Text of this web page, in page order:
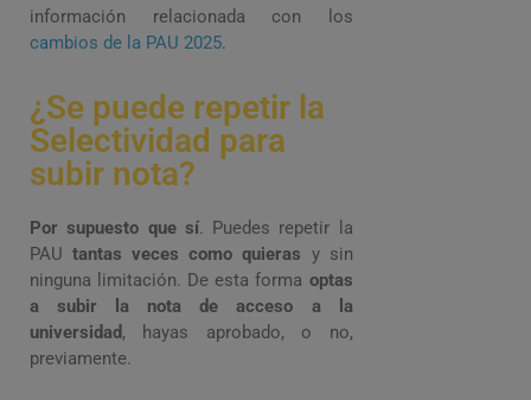
información relacionada con los
cambios de la PAU 2025.
¿Se puede repetir la
Selectividad para
subir nota?
Por supuesto que sí. Puedes repetir la
PAUtantas veces como quieras y sin
ninguna limitación. De esta forma optas
a subir la nota de acceso a la
universidad, hayas aprobado, o no,
previamente.